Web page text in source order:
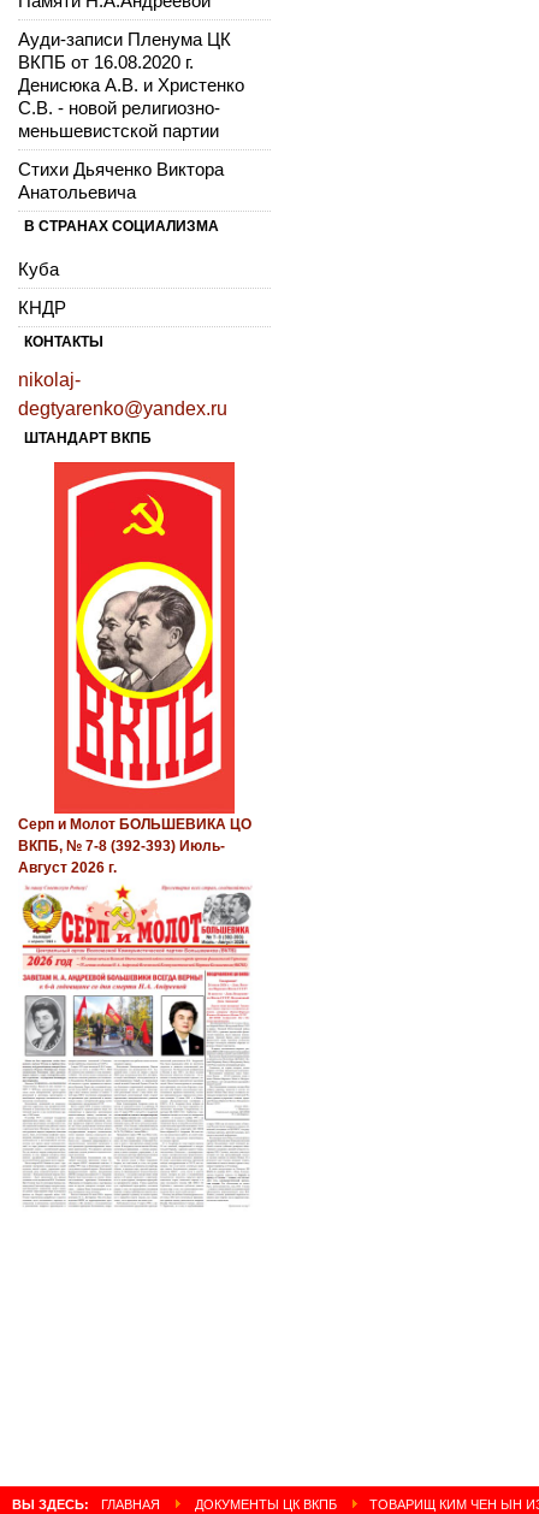
Ауди-записи Пленума ЦК
ВКПБ от 16.08.2020 г.
Денисюка А.В. и Христенко
С.В. - новой религиозно-
меньшевистской партии
Стихи Дьяченко Виктора
Анатольевича
В СТРАНАХ СОЦИАЛИЗМА
Куба
КНДР
КОНТАКТЫ
nikolaj-
degtyarenko@yandex.ru
ШТАНДАРТ ВКПБ
Серп и Молот БОЛЬШЕВИКА ЦО
ВКПБ, № 7-8 (392-393) Июль-
Август 2026 г.
ВЫ ЗДЕСЬ: ГЛАВНАЯ ДОКУМЕНТЫ ЦК ВКПБ ТОВАРИЩ КИМ ЧЕН ЫН